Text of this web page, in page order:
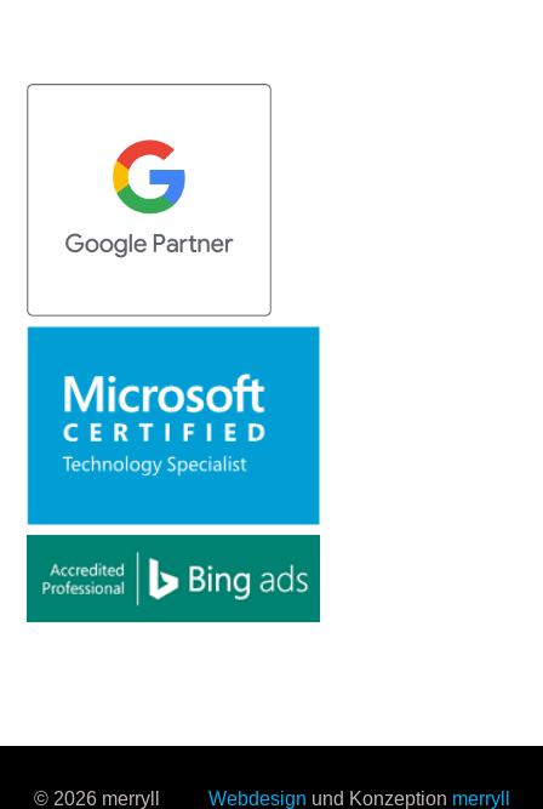
© 2026 merryll Webdesign und Konzeption merryll